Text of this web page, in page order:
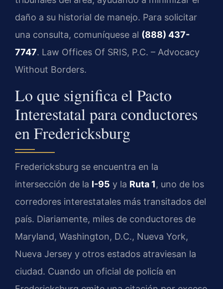
daño a su historial de manejo. Para solicitar
una consulta, comuníquese al (888) 437-
7747. Law Offices Of SRIS, P.C. – Advocacy
Without Borders.
Lo que significa el Pacto
Interestatal para conductores
en Fredericksburg
Fredericksburg se encuentra en la
intersección de la I-95 y la Ruta 1, uno de los
corredores interestatales más transitados del
país. Diariamente, miles de conductores de
Maryland, Washington, D.C., Nueva York,
Nueva Jersey y otros estados atraviesan la
ciudad. Cuando un oficial de policía en